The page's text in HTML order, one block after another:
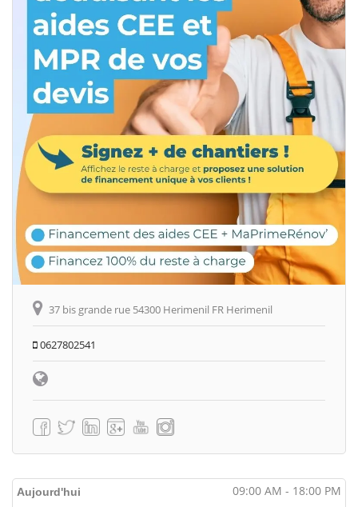
37 bis grande rue 54300 Herimenil FR Herimenil
0627802541
Aujourd'hui 09:00 AM - 18:00 PM